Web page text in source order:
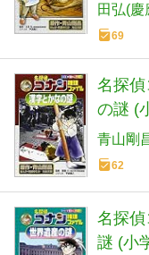
田弘(
69
名探
の謎 (
青山剛
62
名探
謎 (小